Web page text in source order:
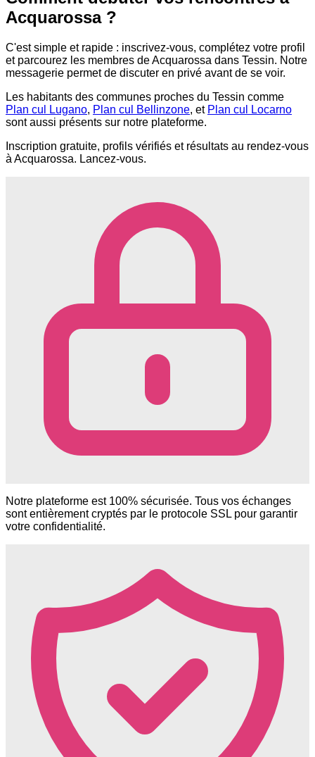
Acquarossa ?
C'est simple et rapide : inscrivez-vous, complétez votre profil
et parcourez les membres de Acquarossa dans Tessin. Notre
messagerie permet de discuter en privé avant de se voir.
Les habitants des communes proches du Tessin comme
Plan cul Lugano, Plan cul Bellinzone, et Plan cul Locarno
sont aussi présents sur notre plateforme.
Inscription gratuite, profils vérifiés et résultats au rendez-vous
à Acquarossa. Lancez-vous.
Notre plateforme est 100% sécurisée. Tous vos échanges
sont entièrement cryptés par le protocole SSL pour garantir
votre confidentialité.